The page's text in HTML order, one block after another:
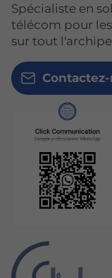
Spécialiste en
télécom pour
sur tout